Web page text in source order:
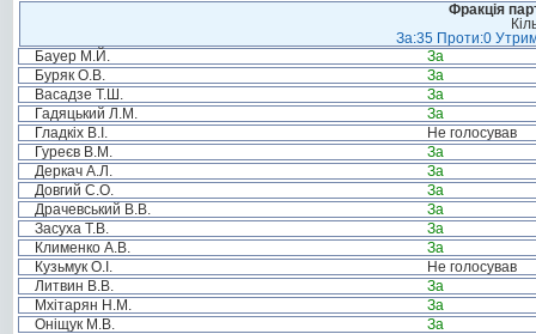
Фракція
За:35 Проти:0
Бауер М.Й.
За
Буряк О.В.
За
Васадзе Т.Ш.
За
Гадяцький Л.М.
За
Гладкіх В.І.
Не голосував
Гуреєв В.М.
За
Деркач А.Л.
За
Довгий С.О.
За
Драчевський В.В.
За
Засуха Т.В.
За
Клименко А.В.
За
Кузьмук О.І.
Не голосував
Литвин В.В.
За
Мхітарян Н.М.
За
Оніщук М.В.
За